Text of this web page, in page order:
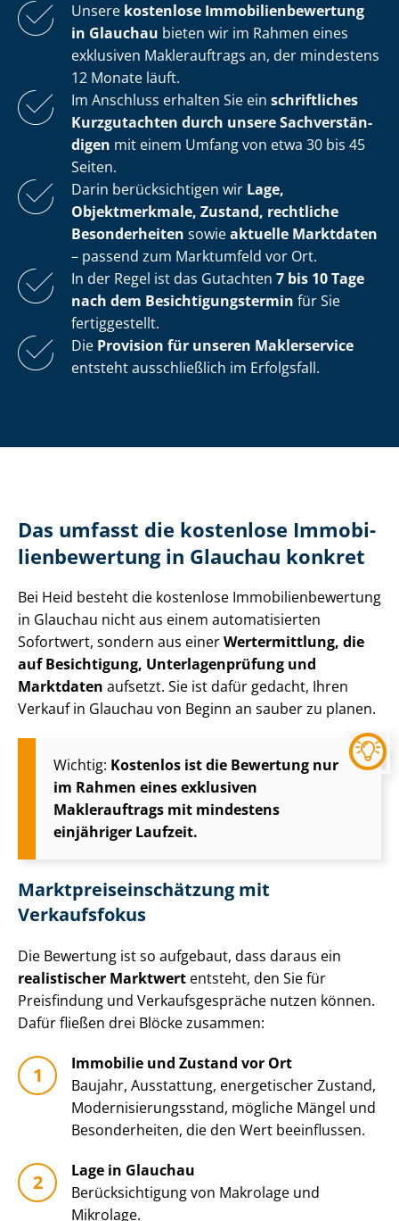
Unsere kostenlose Im­mo­bi­li­en­be­wer­tung
in Glauchau bieten wir im Rahmen eines
exklusiven Maklerauftrags an, der mindestens
12 Monate läuft.
Im Anschluss erhalten Sie ein schriftliches
Kurzgutachten durch unsere Sach­ver­stän­
di­gen mit einem Umfang von etwa 30 bis 45
Seiten.
Darin berücksichtigen wir Lage,
Objektmerkmale, Zustand, rechtliche
Besonderheiten sowieaktuelle Marktdaten
– passend zum Marktumfeld vor Ort.
In der Regel ist das Gutachten 7 bis 10 Tage
nach dem Be­sich­ti­gungs­ter­min für Sie
fertiggestellt.
Die Provision für unseren Maklerservice
entsteht ausschließlich im Erfolgsfall.
Das umfasst die kostenlose Im­mo­bi­
li­en­be­wer­tung in Glauchau konkret
Bei Heid besteht die kostenlose Im­mo­bi­li­en­be­wer­tung
in Glauchau nicht aus einem automatisierten
Sofortwert, sondern aus einerWertermittlung, die
auf Besichtigung, Un­ter­la­gen­prü­fung und
Marktdaten aufsetzt. Sie ist dafür gedacht, Ihren
Verkauf in Glauchau von Beginn an sauber zu planen.
Wichtig: Kostenlos ist die Bewertung nur
im Rahmen eines exklusiven
Maklerauftrags mit mindestens
einjähriger Laufzeit.
Markt­preis­ein­schät­zung mit
Verkaufsfokus
Die Bewertung ist so aufgebaut, dass daraus ein
realistischer Marktwert entsteht, den Sie für
Preisfindung und Ver­kaufs­ge­sprä­che nutzen können.
Dafür fließen drei Blöcke zusammen:
Immobilie und Zustand vor Ort
Baujahr, Ausstattung, energetischer Zustand,
Mo­der­ni­sie­rungs­stand, mögliche Mängel und
Besonderheiten, die den Wert beeinflussen.
Lage in Glauchau
Be­rück­sich­ti­gung von Makrolage und
Mikrolage.